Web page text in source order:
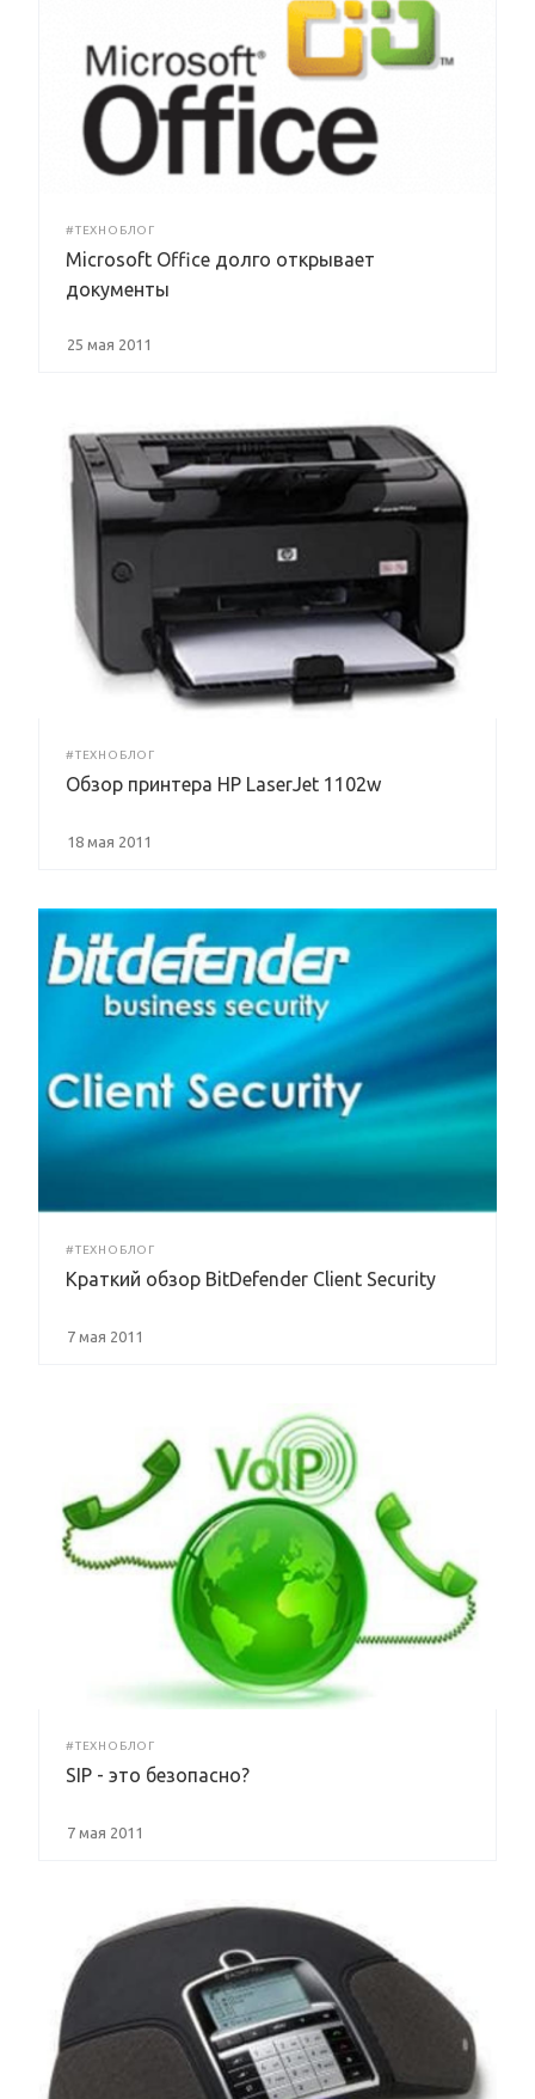
#ТЕХНОБЛОГ
Microsoft Office долго открывает
документы
25 мая 2011
#ТЕХНОБЛОГ
Обзор принтера HP LaserJet 1102w
18 мая 2011
#ТЕХНОБЛОГ
Краткий обзор BitDefender Client Security
7 мая 2011
#ТЕХНОБЛОГ
SIP - это безопасно?
7 мая 2011